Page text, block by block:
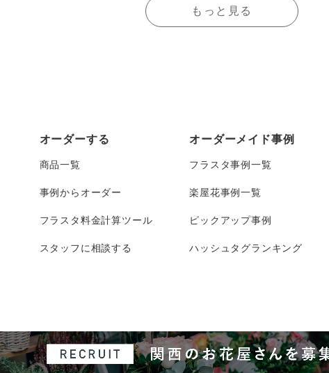
もっと見る
オーダーする
商品一覧
事例からオーダー
フラスタ料金計算ツール
スタッフに相談する
オーダーメイド事例
フラスタ事例一覧
楽屋花事例一覧
ピックアップ事例
ハッシュタグランキング